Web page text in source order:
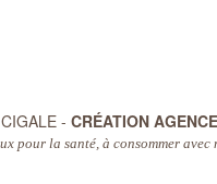
- CRÉATION
pour la santé, à consommer avec